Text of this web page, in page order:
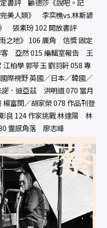
書評 顧德莎《說吧。記
美人類》 李奕樵vs.林斯諺
張素玢 102 開放書評
之地》 106 廣角 信獎 固定
客 亞然 015 編輯室報告 王
柏學 郭苓玉 劉羽軒 058 專
際視野 英國／日本／韓國／
諾．迪亞茲 洪明道 070 當月
富閔／胡家榮 078 作品刊登
良 124 作家挑戰 林達陽 林
靈感角落 廖志峰